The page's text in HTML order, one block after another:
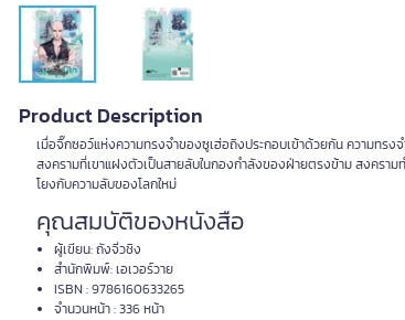
Product Description
เมื่อจิ๊กซอว์แห่งความทรงจำของซูเฮ่อถิงประกอบเข้าด้วยกัน ความทรง
สงครามที่เขาแฝงตัวเป็นสายลับในกองกำลังของฝ่ายตรงข้าม สงครา
โยงกับความลับของโลกใหม่
คุณสมบัติของหนังสือ
ผู้เขียน: ถังจิ่วชิง
สำนักพิมพ์: เอเวอร์วาย
ISBN : 9786160633265
จำนวนหน้า : 336 หน้า